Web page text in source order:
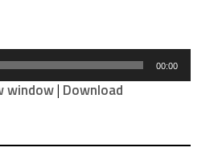
00:00
window| Download